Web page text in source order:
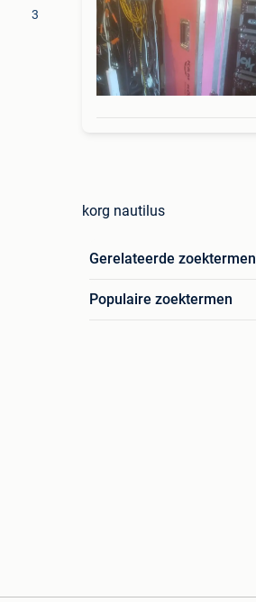
3
korg nautilus
Gerelateerde zoektermen
Populaire zoektermen